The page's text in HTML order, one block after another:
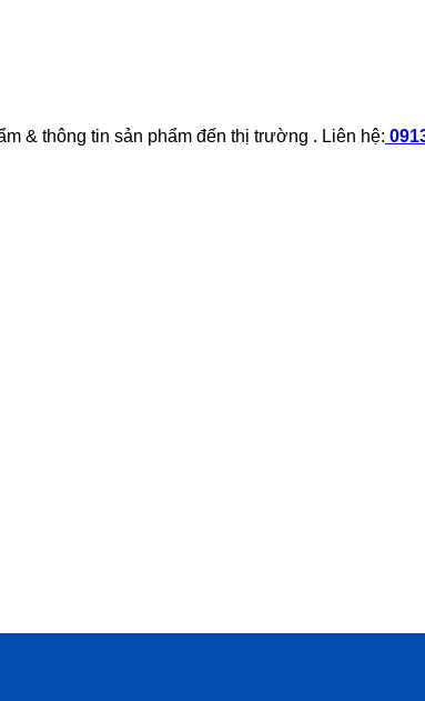
& thông tin sản phẩm đến thị trường . Liên hệ: